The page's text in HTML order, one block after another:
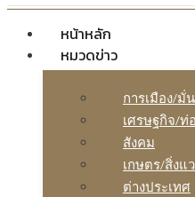
หน้าหลัก
หมวดข่าว
การเมือง/มั่
เศรษฐกิจ/ท่
สังคม
เกษตร/สิ่งแ
ต่างประเทศ